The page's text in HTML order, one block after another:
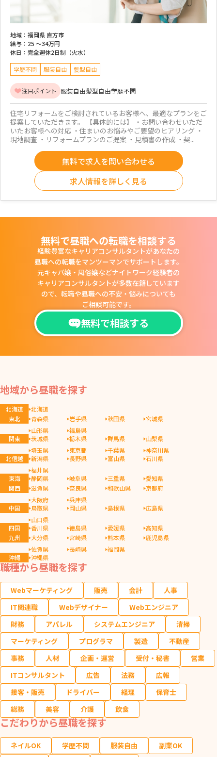
地域： 福岡県 直方市
給与： 25 ～34万円
休日： 完全週休2日制（火水）
学歴不問 服装自由 髪型自由
注目ポイント 服装自由髪型自由学歴不問
住宅リフォームをご検討されているお客様へ、最適なプランをご
提案していただきます。 【具体的には】 ・お問い合わせいただ
いたお客様への対応 ・住まいのお悩みやご要望のヒアリング ・
現地調査 ・リフォームプランのご提案 ・見積書の作成 ・契...
無料で求人を問い合わせる
求人情報を詳しく見る
無料で昼職への転職を相談する
経験豊富なキャリアコンサルタントがあなたの
昼職への転職をマンツーマンでサポートします。
元キャバ嬢・風俗嬢などナイトワーク経験者の
キャリアコンサルタントが多数在籍しています
ので、 転職や昼職への不安・悩みについても
ご相談可能です。
無料で相談する
地域から昼職を探す
北海道
北海道
東北
青森県 岩手県 秋田県
宮城県
山形県
福島県
関東
茨城県 栃木県 群馬県
山梨県
埼玉県
東京都 千葉県
神奈川県
北信越
新潟県 長野県 富山県
石川県
福井県
東海
静岡県 岐阜県 三重県
愛知県
関西
滋賀県 奈良県 和歌山県
京都府
大阪府
兵庫県
中国
鳥取県 岡山県 島根県
広島県
山口県
四国
香川県 徳島県 愛媛県
高知県
九州
大分県 宮崎県 熊本県
鹿児島県
佐賀県
長崎県
福岡県
沖縄
沖縄県
職種から昼職を探す
Webマーケティング 販売 会計
人事
IT関連職
Webデザイナー
Webエンジニア
財務
アパレル システムエンジニア
清掃
マーケティング
プログラマ 製造
不動産
事務
人材 企画・運営 受付・秘書
営業
ITコンサルタント
広告 法務
広報
接客・販売
ドライバー 経理
保育士
総務
美容 介護 飲食
こだわりから昼職を探す
ネイルOK 学歴不問 服装自由
副業OK